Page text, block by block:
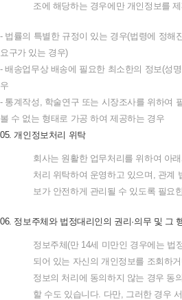
조에 해당하는 경우에만 개인정보를 제
- 법률의 특별한 규정이 있는 경우(법령에 정해
요구가 있는 경우)
-배송업무상 배송에 필요한 최소한의 정보(성명
우
- 통계작성 , 학술연구 또는 시장조사를 위하여
볼 수 없는 형태로 가공 하여 제공하는 경우
05.개인정보처리 위탁
회사는 원활한 업무처리를 위하여 아
처리 위탁하여 운영하고 있으며 , 관계
보가 안전하게 관리될 수 있도록 필요
06. 정보주체와 법정대리인의 권리·의무 및 그
정보주체(만14세 미만인 경우에는 법
되어 있는 자신의 개인정보를 조회하
정보의 처리에 동의하지 않는 경우 동
할 수도 있습니다. 다만, 그러한 경우